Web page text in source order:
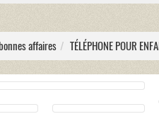
affaires TÉLÉPHONE POUR